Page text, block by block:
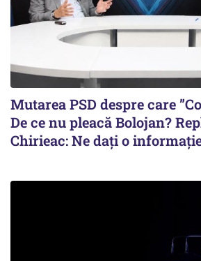
Mutarea PSD despre care
De ce nu pleacă Bolojan?
Chirieac: Ne dați o